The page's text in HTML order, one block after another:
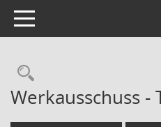
Toggle navigation
Werkausschuss -